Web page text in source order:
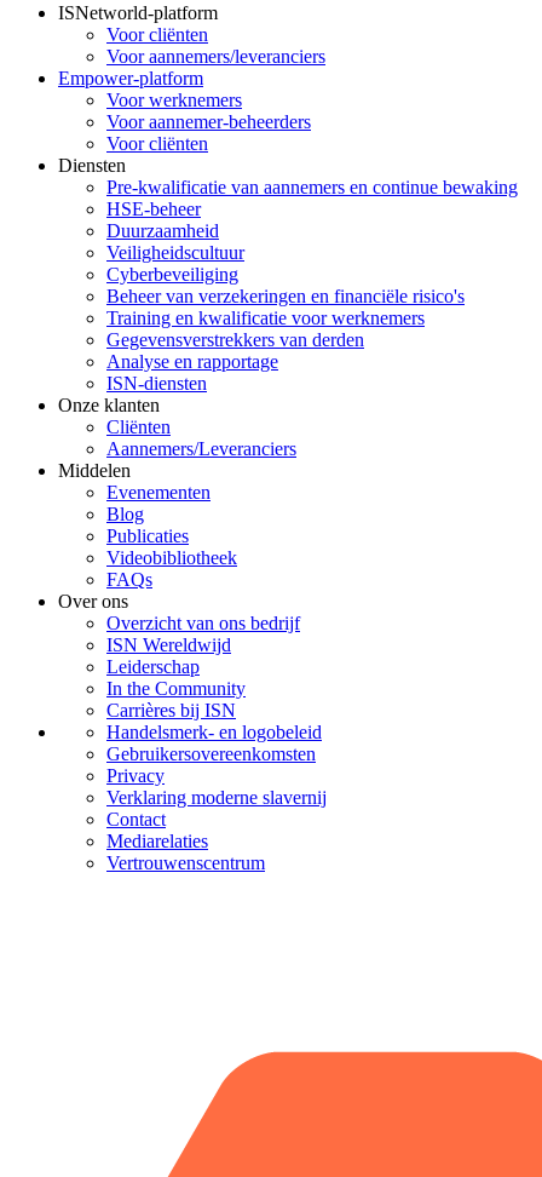
ISNetworld-platform
Voor cliënten
Voor aannemers/leveranciers
Empower-platform
Voor werknemers
Voor aannemer-beheerders
Voor cliënten
Diensten
Pre-kwalificatie van aannemers en continue bewaking
HSE-beheer
Duurzaamheid
Veiligheidscultuur
Cyberbeveiliging
Beheer van verzekeringen en financiële risico's
Training en kwalificatie voor werknemers
Gegevensverstrekkers van derden
Analyse en rapportage
ISN-diensten
Onze klanten
Cliënten
Aannemers/Leveranciers
Middelen
Evenementen
Blog
Publicaties
Videobibliotheek
FAQs
Over ons
Overzicht van ons bedrijf
ISN Wereldwijd
Leiderschap
In the Community
Carrières bij ISN
Handelsmerk- en logobeleid
Gebruikersovereenkomsten
Privacy
Verklaring moderne slavernij
Contact
Mediarelaties
Vertrouwenscentrum